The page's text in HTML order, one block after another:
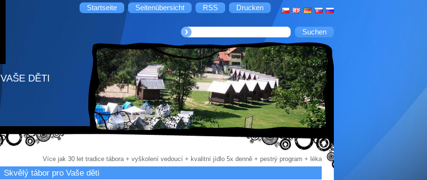
Startseite Seitenübersicht RSS Drucken
DĚTI
Více jak 30 let tradice tábora + vyškolení vedoucí + kvalitní jídlo 5x denně + pestrý program + lékařský odborný dozor + vybudované
Skvělý tábor pro Vaše děti